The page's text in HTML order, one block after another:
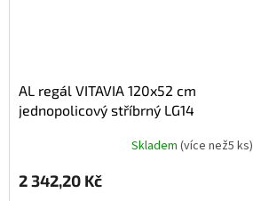
AL regál VITAVIA 120x52 cm
jednopolicový stříbrný LG14
Skladem (více než5 ks)
2 342,20 Kč